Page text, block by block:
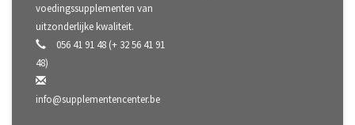
voedingssupplementen van
uitzonderlijke kwaliteit.
056 41 91 48 (+ 32 56 41 91
48)
info@supplementencenter.be